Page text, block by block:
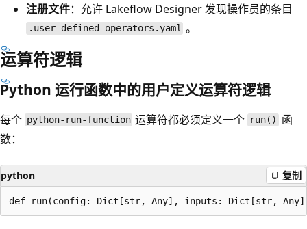
注册文件：允许 Lakeflow Designer 发现操作员的条目
.user_defined_operators.yaml 。
运算符逻辑
Python 运行函数中的用户定义运算符逻辑
每个 python-run-function 运算符都必须定义一个 run() 函
数：
python 复制